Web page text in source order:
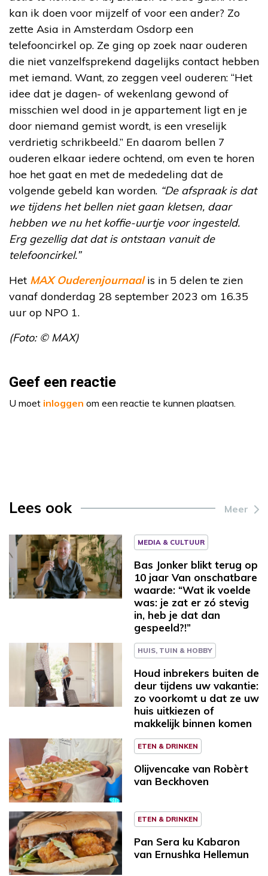
kan ik doen voor mijzelf of voor een ander? Zo
zette Asia in Amsterdam Osdorp een
telefooncirkel op. Ze ging op zoek naar ouderen
die niet vanzelfsprekend dagelijks contact hebben
met iemand. Want, zo zeggen veel ouderen: “Het
idee dat je dagen- of wekenlang gewond of
misschien wel dood in je appartement ligt en je
door niemand gemist wordt, is een vreselijk
verdrietig schrikbeeld.” En daarom bellen 7
ouderen elkaar iedere ochtend, om even te horen
hoe het gaat en met de mededeling dat de
volgende gebeld kan worden. “De afspraak is dat
we tijdens het bellen niet gaan kletsen, daar
hebben we nu het koffie-uurtje voor ingesteld.
Erg gezellig dat dat is ontstaan vanuit de
telefooncirkel.”
Het MAX Ouderenjournaalis in 5 delen te zien
vanaf donderdag 28 september 2023 om 16.35
uur op NPO 1.
(Foto: © MAX)
Geef een reactie
U moet inloggen om een reactie te kunnen plaatsen.
Lees ook Meer
MEDIA & CULTUUR
Bas Jonker blikt terug op
10 jaar Van onschatbare
waarde: “Wat ik voelde
was: je zat er zó stevig
in, heb je dat dan
gespeeld?!”
HUIS, TUIN & HOBBY
Houd inbrekers buiten de
deur tijdens uw vakantie:
zo voorkomt u dat ze uw
huis uitkiezen of
makkelijk binnen komen
ETEN & DRINKEN
Olijvencake van Robèrt
van Beckhoven
ETEN & DRINKEN
Pan Sera ku Kabaron
van Ernushka Hellemun